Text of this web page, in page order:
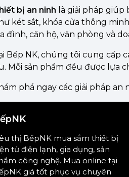
bị an ninh là giải pháp giúp
két sắt, khóa cửa thông
đình, căn hộ, văn phòng và
Bếp NK, chúng tôi cung cấp
Mỗi sản phẩm đều được lựa
phá ngay các giải pháp an
thị BếpNK mua sắm thiết bị
tử điện lạnh, gia dụng, sản
công nghệ. Mua online tại
giá tốt phục vụ chuyên